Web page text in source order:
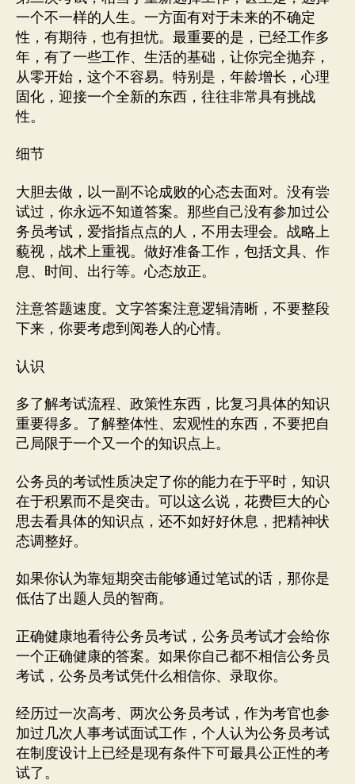
一个不一样的人生。一方面有对于未来的不确定
性，有期待，也有担忧。最重要的是，已经工作多
年，有了一些工作、生活的基础，让你完全抛弃，
从零开始，这个不容易。特别是，年龄增长，心理
固化，迎接一个全新的东西，往往非常具有挑战
性。
细节
大胆去做，以一副不论成败的心态去面对。没有尝
试过，你永远不知道答案。那些自己没有参加过公
务员考试，爱指指点点的人，不用去理会。战略上
藐视，战术上重视。做好准备工作，包括文具、作
息、时间、出行等。心态放正。
注意答题速度。文字答案注意逻辑清晰，不要整段
下来，你要考虑到阅卷人的心情。
认识
多了解考试流程、政策性东西，比复习具体的知识
重要得多。了解整体性、宏观性的东西，不要把自
己局限于一个又一个的知识点上。
公务员的考试性质决定了你的能力在于平时，知识
在于积累而不是突击。可以这么说，花费巨大的心
思去看具体的知识点，还不如好好休息，把精神状
态调整好。
如果你认为靠短期突击能够通过笔试的话，那你是
低估了出题人员的智商。
正确健康地看待公务员考试，公务员考试才会给你
一个正确健康的答案。如果你自己都不相信公务员
考试，公务员考试凭什么相信你、录取你。
经历过一次高考、两次公务员考试，作为考官也参
加过几次人事考试面试工作，个人认为公务员考试
在制度设计上已经是现有条件下可最具公正性的考
试了。